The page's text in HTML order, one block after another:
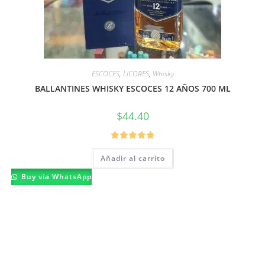
ESCOCES, LICORES, Whisky
BALLANTINES WHISKY ESCOCES 12 AÑOS 700 ML
$44.40
Valorado con
5.00de 5
Añadir al carrito
Buy via WhatsApp